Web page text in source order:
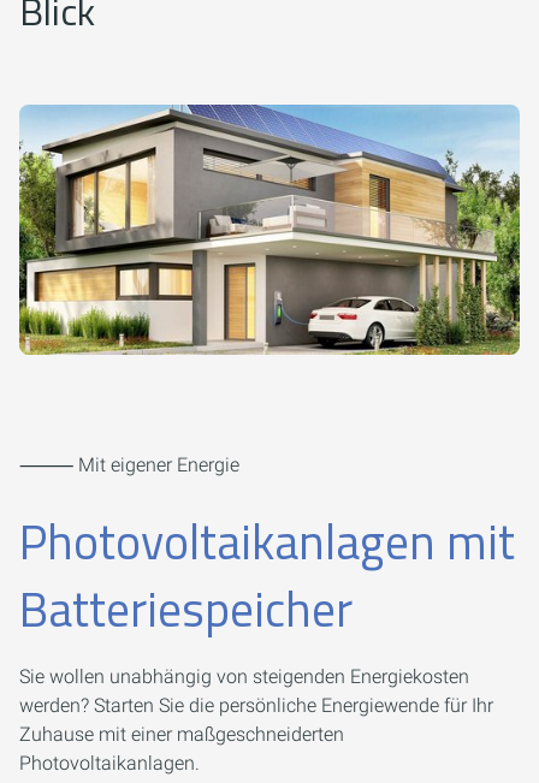
⸻ Mit eigener Energie
Photovoltaikanlagen mit
Batteriespeicher
Sie wollen unabhängig von steigenden Energiekosten
werden? Starten Sie die persönliche Energiewende für Ihr
Zuhause mit einer maßgeschneiderten
Photovoltaikanlagen.